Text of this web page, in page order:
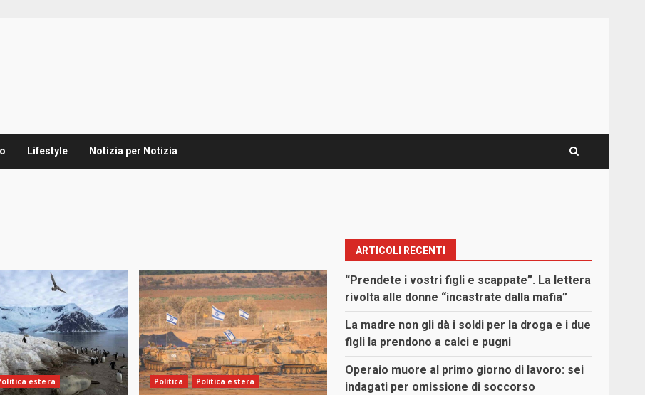
Lifestyle Notizia per Notizia
estera Politica Politica estera
ARTICOLI RECENTI
“Prendete i vostri figli e scappate”. La lettera
rivolta alle donne “incastrate dalla mafia”
La madre non gli dà i soldi per la droga e i due
figli la prendono a calci e pugni
Operaio muore al primo giorno di lavoro: sei
indagati per omissione di soccorso